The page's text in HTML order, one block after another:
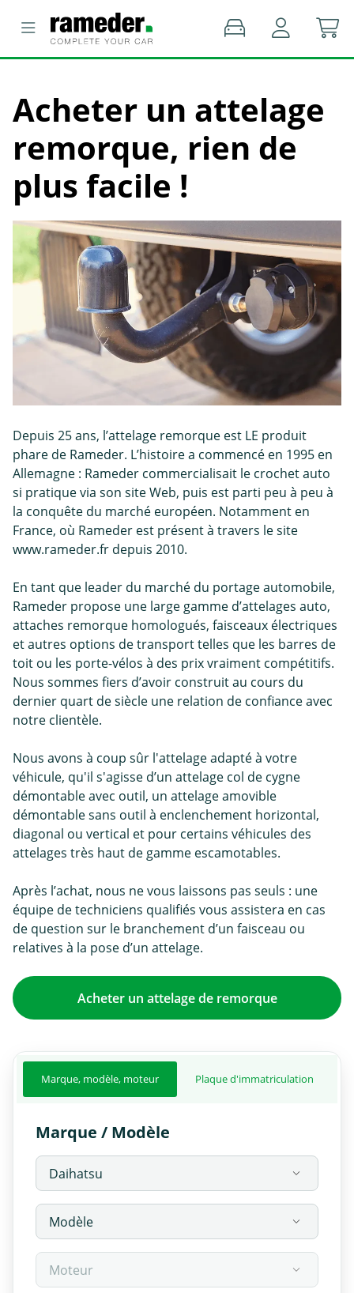
Acheter un attelage
remorque, rien de
plus facile !
Depuis 25 ans, l’attelage remorque est LE produit
phare de Rameder. L’histoire a commencé en 1995 en
Allemagne : Rameder commercialisait le crochet auto
si pratique via son site Web, puis est parti peu à peu à
la conquête du marché européen. Notamment en
France, où Rameder est présent à travers le site
www.rameder.fr depuis 2010.
En tant que leader du marché du portage automobile,
Rameder propose une large gamme d’attelages auto,
attaches remorque homologués, faisceaux électriques
et autres options de transport telles que les barres de
toit ou les porte-vélos à des prix vraiment compétitifs.
Nous sommes fiers d’avoir construit au cours du
dernier quart de siècle une relation de confiance avec
notre clientèle.
Nous avons à coup sûr l'attelage adapté à votre
véhicule, qu'il s'agisse d’un attelage col de cygne
démontable avec outil, un attelage amovible
démontable sans outil à enclenchement horizontal,
diagonal ou vertical et pour certains véhicules des
attelages très haut de gamme escamotables.
Après l’achat, nous ne vous laissons pas seuls : une
équipe de techniciens qualifiés vous assistera en cas
de question sur le branchement d’un faisceau ou
relatives à la pose d’un attelage.
Acheter un attelage de remorque
Marque, modèle, moteur Plaque d'immatriculation
Marque / Modèle